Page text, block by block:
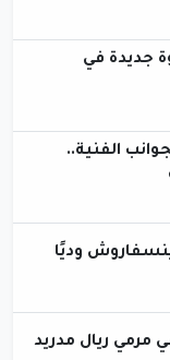
جديدة في
الفنية..
وديًا
مرمي ريال مدريد